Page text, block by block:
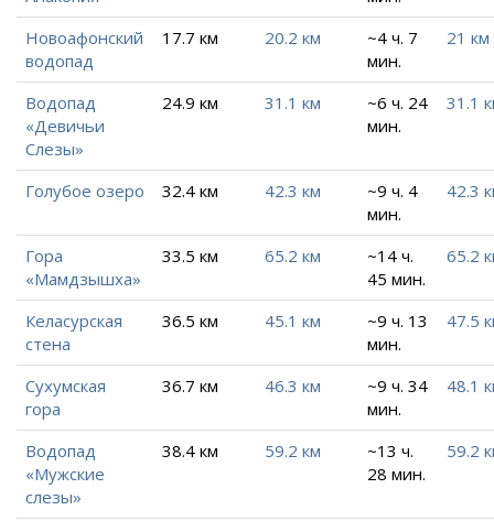
Новоафонский
водопад
17.7 км 20.2 км
~4 ч. 7
мин.
21 км
Водопад
«Девичьи
Слезы»
24.9 км 31.1 км
~6 ч. 24
мин.
31.1
Голубое озеро 32.4 км 42.3 км
~9 ч. 4
мин.
42.3
Гора
«Мамдзышха»
33.5 км 65.2 км
~14 ч.
45 мин.
65.2
Келасурская
стена
36.5 км 45.1 км
~9 ч. 13
мин.
47.5
Сухумская
гора
36.7 км 46.3 км
~9 ч. 34
мин.
48.1
Водопад
«Мужские
слезы»
38.4 км 59.2 км
~13 ч.
28 мин.
59.2